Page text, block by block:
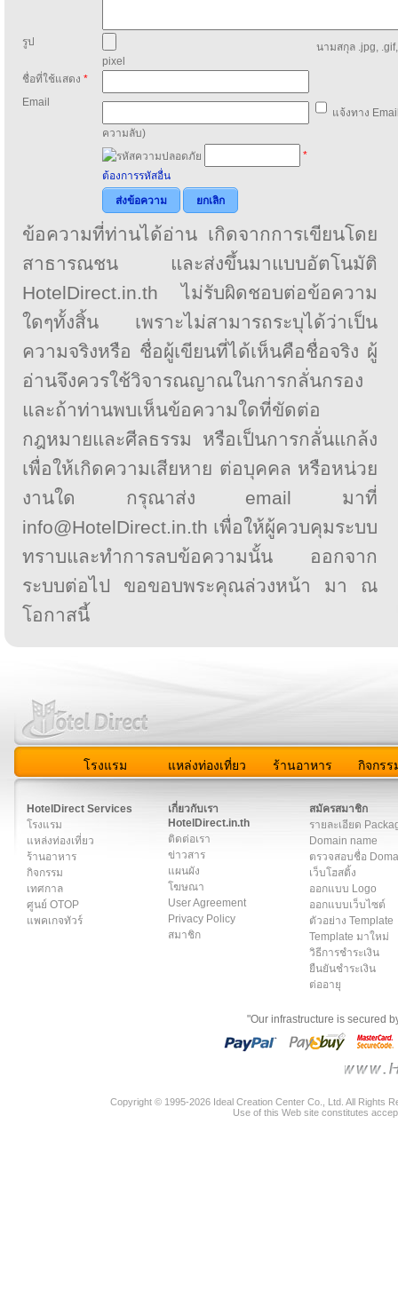
รูป
นามสกุล .jpg,
pixel
ชื่อที่ใช้แสดง *
Email
แจ้งทาง
ความลับ)
*
ต้องการรหัสอื่น
ส่งข้อความ
ยกเลิก
ข้อความที่ท่านได้อ่าน เกิดจากการเขียนโดย
สาธารณชน และส่งขึ้นมาแบบอัตโนมัติ
HotelDirect.in.th ไม่รับผิดชอบต่อข้อความ
ใดๆทั้งสิ้น เพราะไม่สามารถระบุได้ว่าเป็น
ความจริงหรือ ชื่อผู้เขียนที่ได้เห็นคือชื่อจริง ผู้
อ่านจึงควรใช้วิจารณญาณในการกลั่นกรอง
และถ้าท่านพบเห็นข้อความใดที่ขัดต่อ
กฎหมายและศีลธรรม หรือเป็นการกลั่นแกล้ง
เพื่อให้เกิดความเสียหาย ต่อบุคคล หรือหน่วย
งานใด กรุณาส่ง email มาที่
info@HotelDirect.in.th เพื่อให้ผู้ควบคุมระบบ
ทราบและทำการลบข้อความนั้น ออกจาก
ระบบต่อไป ขอขอบพระคุณล่วงหน้า มา ณ
โอกาสนี้
โรงแรม แหล่งท่องเที่ยว ร้านอาหาร กิจกรร
HotelDirect Services
โรงแรม
แหล่งท่องเที่ยว
ร้านอาหาร
กิจกรรม
เทศกาล
ศูนย์ OTOP
แพคเกจทัวร์
เกี่ยวกับเรา
HotelDirect.in.th
ติดต่อเรา
ข่าวสาร
แผนผัง
โฆษณา
User Agreement
Privacy Policy
สมาชิก
สมัครสมาชิก
รายละเอียด
Domain name
ตรวจสอบชื่อ
เว็บโฮสติ้ง
ออกแบบ Logo
ออกแบบเว็บไซต์
ตัวอย่าง Template
Template มาใหม่
วิธีการชำระเงิน
ยืนยันชำระเงิน
ต่ออายุ
"Our infrastructure is secured
Copyright © 1995-2026 Ideal Creation Center Co., Ltd. All Rights
Use of this Web site constitutes